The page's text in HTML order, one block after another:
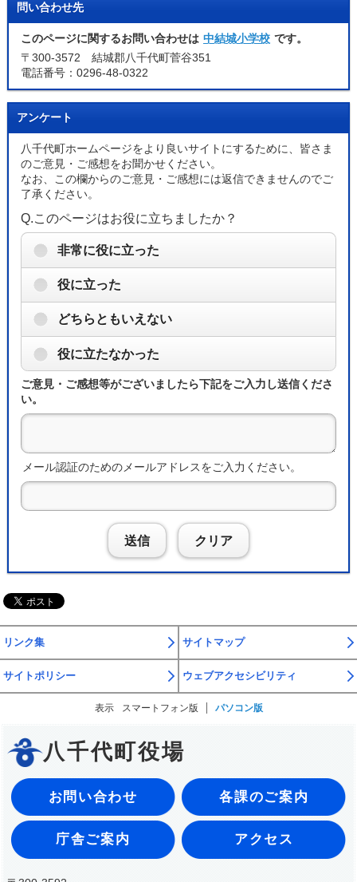
問い合わせ先
このページに関するお問い合わせは 中結城小学校 です。
〒300-3572 結城郡八千代町菅谷351
電話番号：0296-48-0322
アンケート
八千代町ホームページをより良いサイトにするために、皆さま
のご意見・ご感想をお聞かせください。
なお、この欄からのご意見・ご感想には返信できませんのでご
了承ください。
Q.このページはお役に立ちましたか？
非常に役に立った
役に立った
どちらともいえない
役に立たなかった
ご意見・ご感想等がございましたら下記をご入力し送信くださ
い。
メール認証のためのメールアドレスをご入力ください。
送信 クリア
リンク集 サイトマップ
サイトポリシー ウェブアクセシビリティ
表示 スマートフォン版 パソコン版
八千代町役場
お問い合わせ 各課のご案内
庁舎ご案内 アクセス